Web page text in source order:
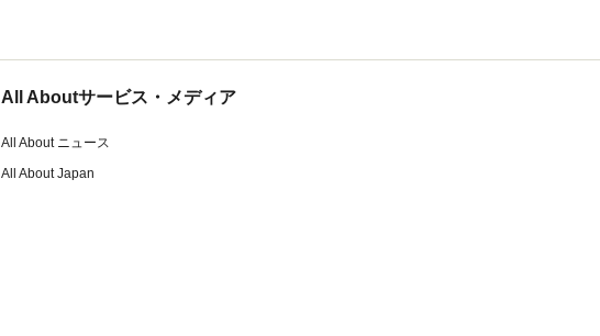
All Aboutサービス・メディア
All About ニュース
All About Japan